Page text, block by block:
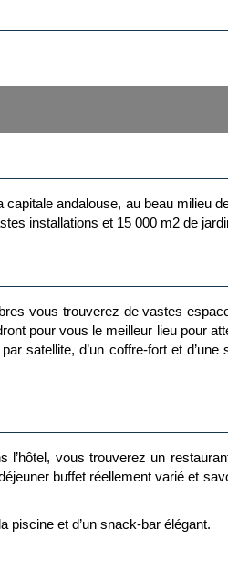
andalouse, au beau milieu
installations et 15 000 m2 de
vous trouverez de vastes
pour vous le meilleur lieu pour
satellite, d’un coffre-fort et
vous trouverez un
buffet réellement varié et
piscine et d’un snack-bar élégant.